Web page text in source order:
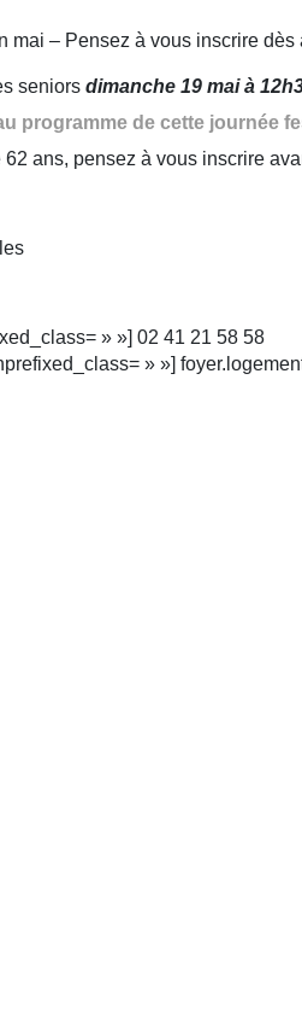
seniors dimanche 19 mai à
programme de cette journée
ans, pensez à vous inscrire
» »] 02 41 21 58 58
» »]